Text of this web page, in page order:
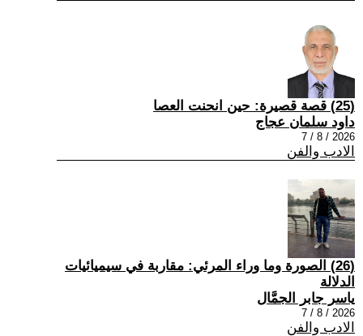
(25) قصة قصيرة: حين انحنت العصا
داود سلمان عجاج
2026 / 8 / 7
الادب والفن
(26) الصورة وما وراء المرئي: مقاربة في سيميائيات
الدلالة
ياسر جابر الجمَّال
2026 / 8 / 7
الادب والفن